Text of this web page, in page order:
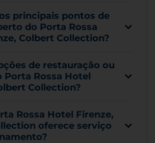
principais pontos de
do Porta Rossa
Colbert Collection?
de restauração ou
Porta Rossa Hotel
Collection?
Rossa Hotel Firenze,
oferece serviço